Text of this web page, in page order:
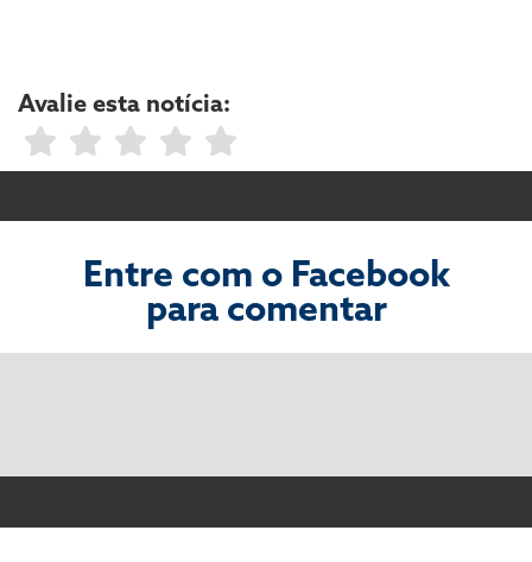
Avalie esta notícia:
Entre com o Facebook
para comentar